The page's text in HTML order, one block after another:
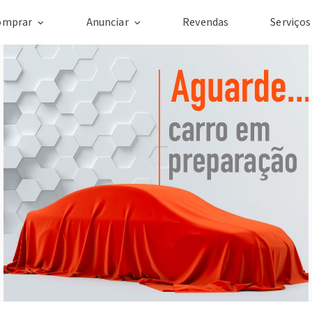
Anunciar Revendas